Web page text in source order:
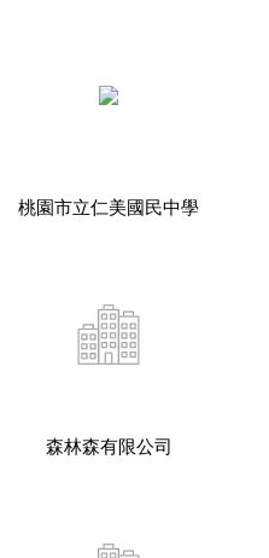
桃園市立仁美國民中學
森林森有限公司